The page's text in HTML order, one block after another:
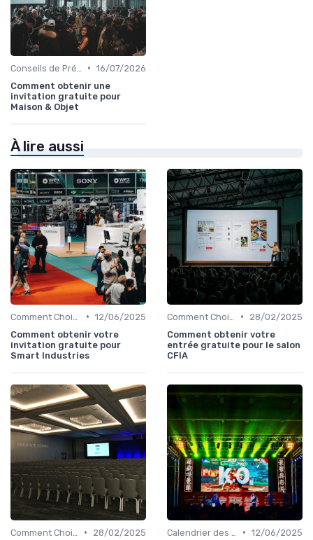
• 16/07/2026
Comment obtenir une
invitation gratuite pour
Maison & Objet
À lire aussi
• 12/06/2025
Comment obtenir votre
invitation gratuite pour
Smart Industries
•
28/02/2025
Comment obtenir votre
entrée gratuite pour le salon
CFIA
•
28/02/2025
• 12/06/2025